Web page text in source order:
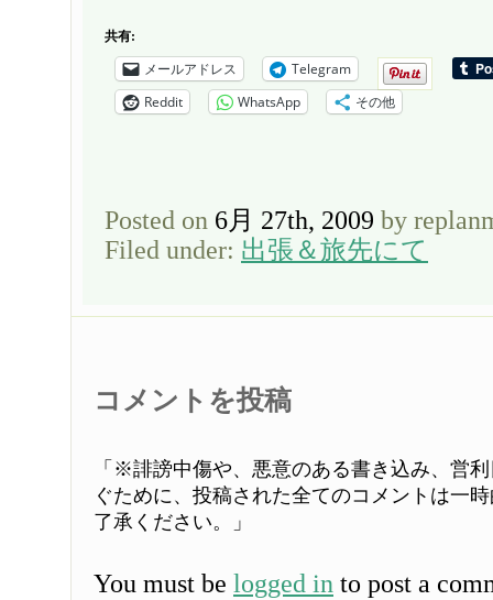
共有:
メールアドレス
Telegram
Reddit
WhatsApp その他
Posted on 6月 27th, 2009 by
Filed under: 出張＆旅先にて
コメントを投稿
「※誹謗中傷や、悪意のある書き込み、営
ぐために、投稿された全てのコメントは一
了承ください。」
You must be logged in to post a